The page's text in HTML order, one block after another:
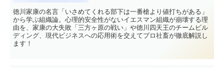
徳川家康の名言「いさめてくれる部下は一番槍より値打ちがある」
から学ぶ組織論。心理的安全性がないイエスマン組織が崩壊する理
由を、家康の大失敗「三方ヶ原の戦い」や徳川四天王のチームビル
ディング、現代ビジネスへの応用術を交えてプロ社畜が徹底解説し
ます！